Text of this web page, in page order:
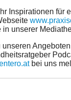
Inspirationen
in unserer
bei uns